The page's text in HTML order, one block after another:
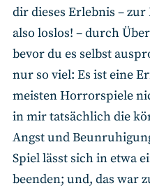
dir dieses Erlebnis –
also loslos! – durch
bevor du es selbst
nur so viel: Es ist eine
meisten Horrorspiele
in mir tatsächlich die
Angst und
Spiel lässt sich in etwa
beenden; und, das war